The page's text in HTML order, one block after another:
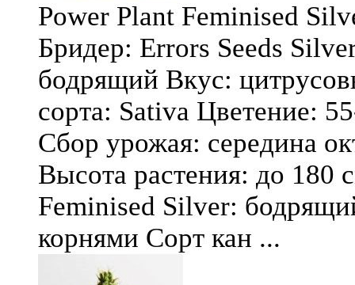
Power Plant Feminised
Бридер: Errors Seeds
бодрящий Вкус:
сорта: Sativa Цветение:
Сбор урожая: середина
Высота растения: до 180
Feminised Silver:
корнями Сорт кан ...